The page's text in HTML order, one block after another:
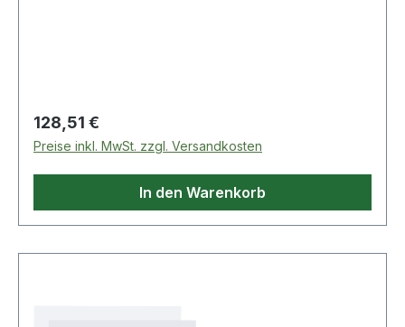
Regulärer Preis:
128,51 €
Preise inkl. MwSt. zzgl. Versandkosten
In den Warenkorb